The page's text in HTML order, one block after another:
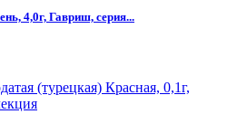
4,0г, Гавриш, серия...